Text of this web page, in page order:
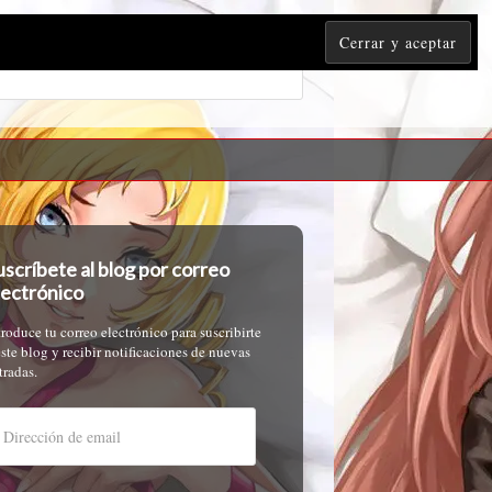
al blog por correo
tu correo electrónico para suscribirte
blog y recibir notificaciones de nuevas